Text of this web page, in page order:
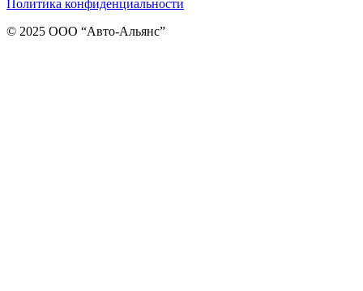
Политика конфиденциальности
© 2025 ООО “Авто-Альянс”